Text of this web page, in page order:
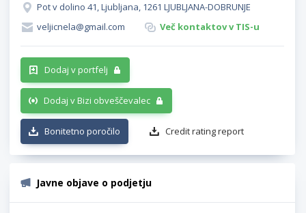
Pot v dolino 41, Ljubljana, 1261 LJUBLJANA-DOBRUNJE
veljicnela@gmail.com
Več kontaktov v TIS-u
Dodaj v portfelj
Dodaj v Bizi obveščevalec
Bonitetno poročilo Credit rating report
Javne objave o podjetju